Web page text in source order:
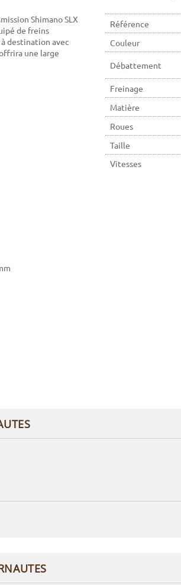
Shimano SLX
de freins
destination avec
une large
Référence
Couleur
Débattement
Freinage
Matière
Roues
Taille
Vitesses